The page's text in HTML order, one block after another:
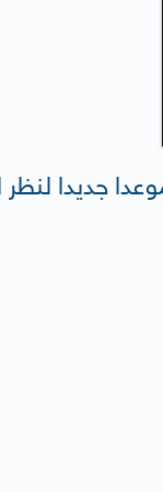
جديدا لنظر